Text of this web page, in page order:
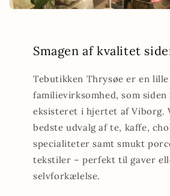
Smagen af kvalitet
Tebutikken Thrysøe er en lille
familievirksomhed, som siden
eksisteret i hjertet af Viborg.
bedste udvalg af te, kaffe,
specialiteter samt smukt
tekstiler – perfekt til gaver
selvforkælelse.